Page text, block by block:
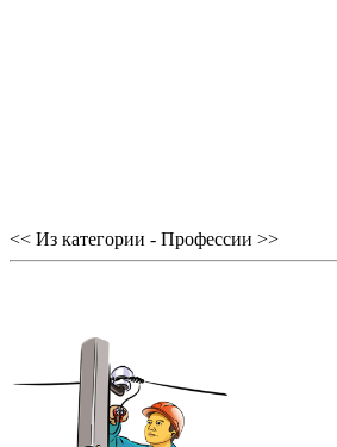
<< Из категории - Профессии >>